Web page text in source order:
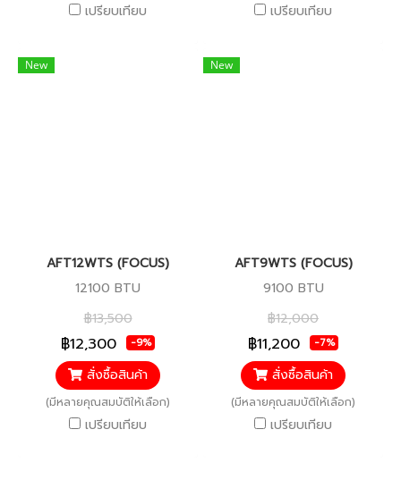
เปรียบเทียบ เปรียบเทียบ
New
AFT12WTS (FOCUS)
12100 BTU
฿13,500
฿12,300 -9%
สั่งซื้อสินค้า
(มีหลายคุณสมบัติให้เลือก)
เปรียบเทียบ
New
AFT9WTS (FOCUS)
9100 BTU
฿12,000
฿11,200 -7%
สั่งซื้อสินค้า
(มีหลายคุณสมบัติให้เลือก)
เปรียบเทียบ